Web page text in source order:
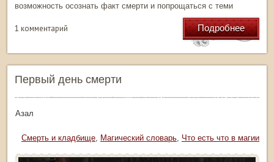
возможность осознать факт смерти и попрощаться с теми
1 комментарий Подробнее
Первый день смерти
Азал
Смерть и кладбище Магический словарь Что есть что в магии